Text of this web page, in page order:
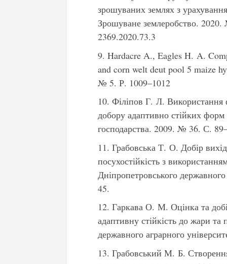
зрошуваних землях з
Зрошуване землеробство.
2369.2020.73.3
9. Hardacre A., Eagles H. A.
and corn welt deut pool 5 maize
№ 5. Р. 1009–1012
10. Філіпов Г. Л. Використання
добору адаптивно стійких
господарства. 2009. № 36. С.
11. Грабовська Т. О. Добір
посухостійкість з
Дніпропетровського
45.
12. Гаркава О. М. Оцінка та
адаптивну стійкість до жари
державного аграрного
13. Грабовський М. Б.